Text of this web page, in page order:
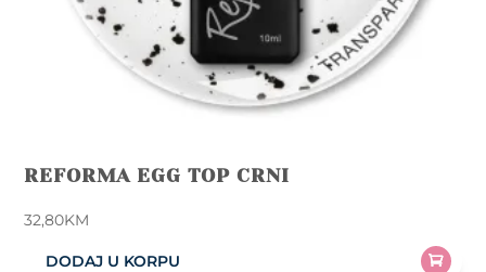
REFORMA EGG TOP CRNI
32,80KM
DODAJ U KORPU